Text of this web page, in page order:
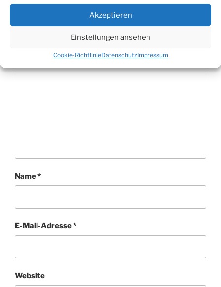
Akzeptieren
Einstellungen ansehen
Cookie-RichtlinieDatenschutzImpressum
Erforderliche Felder sind mit*markiert
Name*
E-Mail-Adresse*
Website